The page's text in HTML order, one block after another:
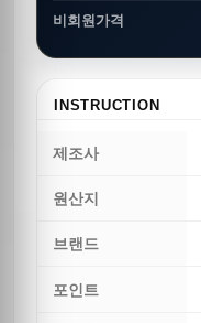
비회원가격
INSTRUCTION
제조사
원산지
브랜드
포인트